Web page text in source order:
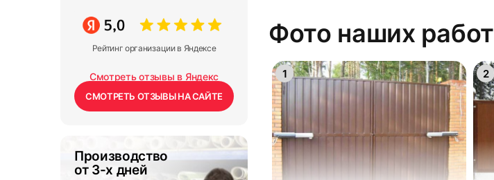
Рейтинг организации в Яндексе
Смотреть отзывы в Яндекс
СМОТРЕТЬ ОТЗЫВЫ НА САЙТЕ
Производство
от 3-х дней
Фото наших работ
1 2